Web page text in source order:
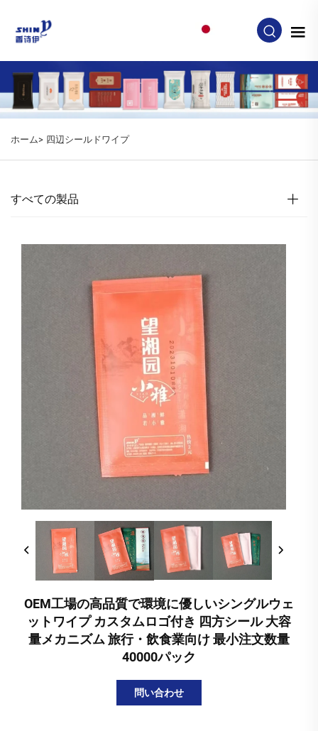
ホーム> 四辺シールドワイプ
すべての製品
OEM工場の高品質で環境に優しいシングルウェ
ットワイプ カスタムロゴ付き 四方シール 大容
量メカニズム 旅行・飲食業向け 最小注文数量
40000パック
問い合わせ